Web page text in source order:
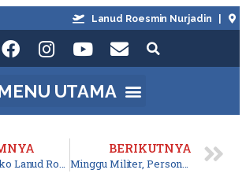
Lanud Roesmin Nurjadin |
BERIKUTNYA